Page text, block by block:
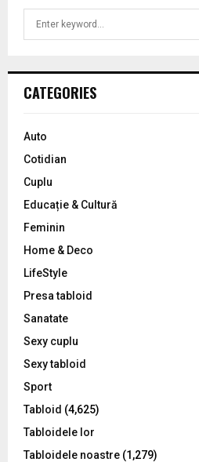
h
o
:
CATEGORIES
Auto
Cotidian
Cuplu
Educație & Cultură
Feminin
Home & Deco
LifeStyle
Presa tabloid
Sanatate
Sexy cuplu
Sexy tabloid
Sport
Tabloid (4,625)
Tabloidele lor
Tabloidele noastre (1,279)